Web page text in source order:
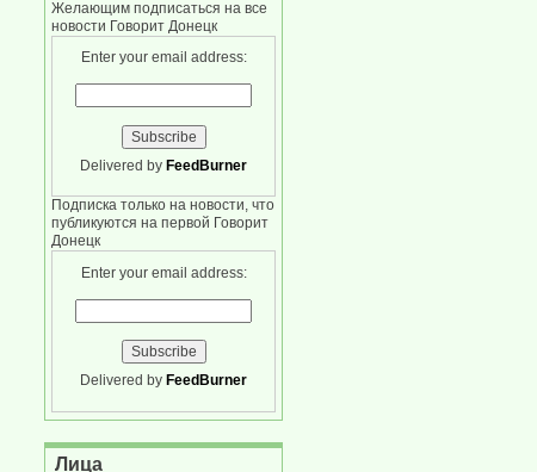
Желающим подписаться на все
новости Говорит Донецк
Enter your email address:
Delivered by FeedBurner
Подписка только на новости, что
публикуются на первой Говорит
Донецк
Enter your email address:
Delivered by FeedBurner
Лица